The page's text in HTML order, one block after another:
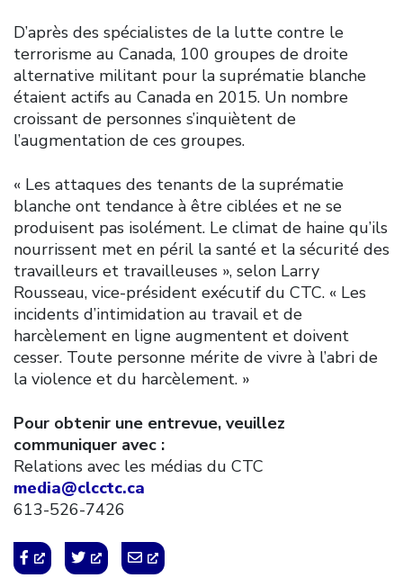
D’après des spécialistes de la lutte contre le
terrorisme au Canada, 100 groupes de droite
alternative militant pour la suprématie blanche
étaient actifs au Canada en 2015. Un nombre
croissant de personnes s’inquiètent de
l’augmentation de ces groupes.
« Les attaques des tenants de la suprématie
blanche ont tendance à être ciblées et ne se
produisent pas isolément. Le climat de haine qu’ils
nourrissent met en péril la santé et la sécurité des
travailleurs et travailleuses », selon Larry
Rousseau, vice-président exécutif du CTC. « Les
incidents d’intimidation au travail et de
harcèlement en ligne augmentent et doivent
cesser. Toute personne mérite de vivre à l’abri de
la violence et du harcèlement. »
Pour obtenir une entrevue, veuillez
communiquer avec :
Relations avec les médias du CTC
media@clcctc.ca
613-526-7426